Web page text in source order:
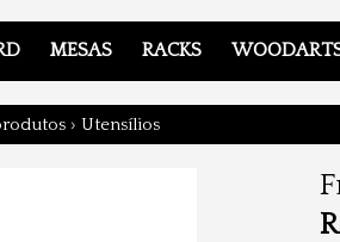
MESAS RACKS
› Utensílios